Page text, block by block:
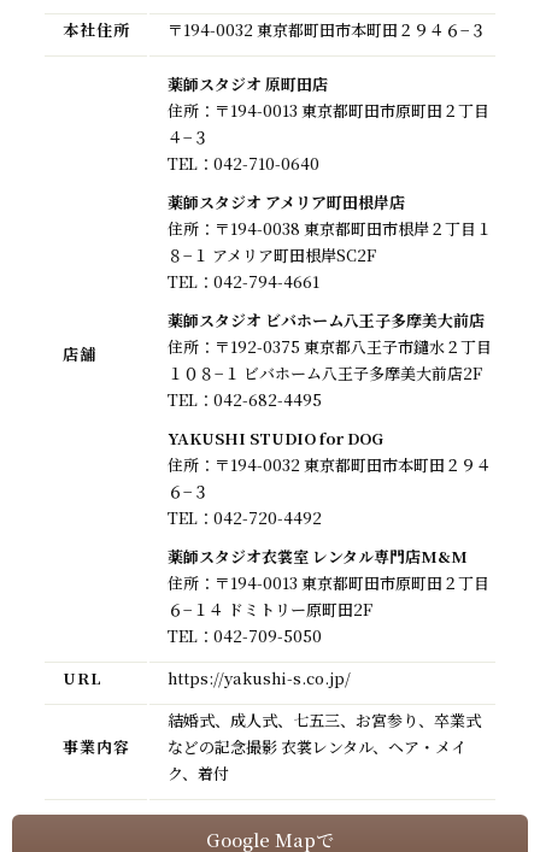
本社住所
〒194-0032 東京都町田市本町田２９４６−３
店舗
薬師スタジオ 原町田店
住所：〒194-0013 東京都町田市原町田２丁目
４−３
TEL： 042-710-0640
薬師スタジオ アメリア町田根岸店
住所：〒194-0038 東京都町田市根岸２丁目１
８−１ アメリア町田根岸SC2F
TEL： 042-794-4661
薬師スタジオ ビバホーム八王子多摩美大前店
住所：〒192-0375 東京都八王子市鑓水２丁目
１０８−１ ビバホーム八王子多摩美大前店2F
TEL： 042-682-4495
YAKUSHI STUDIO for DOG
住所：〒194-0032 東京都町田市本町田２９４
６−３
TEL： 042-720-4492
薬師スタジオ衣裳室 レンタル専門店M&M
住所：〒194-0013 東京都町田市原町田２丁目
６−１４ ドミトリー原町田2F
TEL： 042-709-5050
URL
https://yakushi-s.co.jp/
事業内容
結婚式、成人式、七五三、お宮参り、卒業式
などの記念撮影 衣裳レンタル、ヘア・メイ
ク、着付
Google Mapで